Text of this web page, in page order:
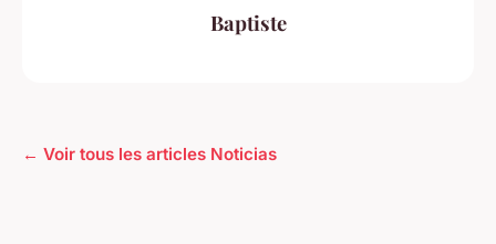
Baptiste
← Voir tous les articles Noticias